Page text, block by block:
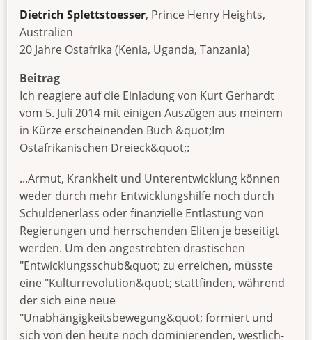
Dietrich Splettstoesser, Prince Henry Heights,
Australien
20 Jahre Ostafrika (Kenia, Uganda, Tanzania)
Beitrag
Ich reagiere auf die Einladung von Kurt Gerhardt
vom 5. Juli 2014 mit einigen Auszügen aus meinem
in Kürze erscheinenden Buch &quot;Im
Ostafrikanischen Dreieck&quot;:
...Armut, Krankheit und Unterentwicklung können
weder durch mehr Entwicklungshilfe noch durch
Schuldenerlass oder finanzielle Entlastung von
Regierungen und herrschenden Eliten je beseitigt
werden. Um den angestrebten drastischen
"Entwicklungsschub&quot; zu erreichen, müsste
eine "Kulturrevolution&quot; stattfinden, während
der sich eine neue
"Unabhängigkeitsbewegung&quot; formiert und
sich von den heute noch dominierenden, westlich-